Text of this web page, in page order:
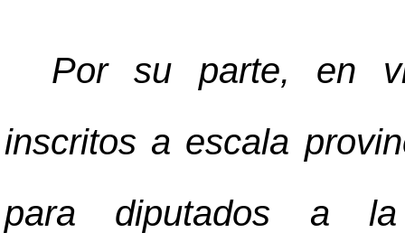
Por su parte, en
inscritos a escala
para diputados a la